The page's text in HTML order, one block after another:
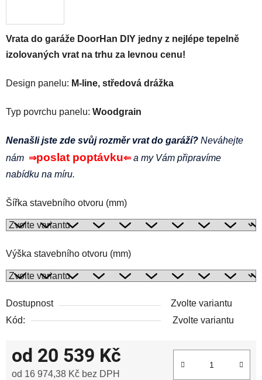
Vrata do garáže DoorHan DIY jedny z nejlépe tepelně
izolovaných vrat na trhu za levnou cenu!
Design panelu: M-line, středová drážka
Typ povrchu panelu: Woodgrain
Nenašli jste zde svůj rozměr vrat do garáží? Neváhejte
nám ⇒poslat poptávku⇐ a my Vám připravíme
nabídku na míru.
Šířka stavebního otvoru (mm)
Výška stavebního otvoru (mm)
Dostupnost
Zvolte variantu
Kód:
Zvolte variantu
od 20 539 Kč
od 16 974,38 Kč bez DPH